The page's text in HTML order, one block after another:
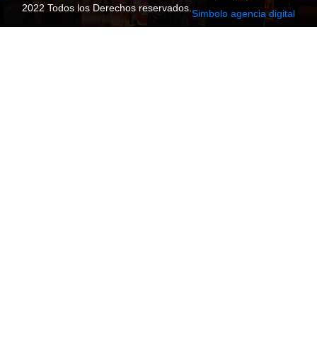
2022 Todos los Derechos reservados. Simbolo agencia digital